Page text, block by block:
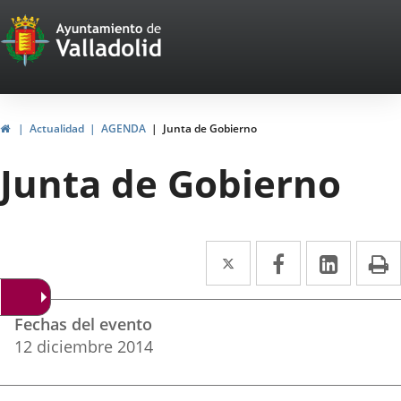
Portal
Web
del
Ayuntamiento
de
Valladolid
InicioActualidad AGENDA Junta de Gobierno
Junta de Gobierno
Twitter
Enlace
a
externa.
Facebook
Enlace
a
externa.
Enlace
a
Datos
del
evento
Fechas del evento
12 diciembre 2014